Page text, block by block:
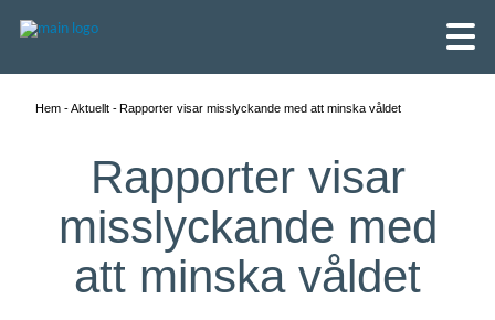
Hem Aktuellt Rapporter visar misslyckande med att minska våldet
Rapporter visar
misslyckande med
att minska våldet